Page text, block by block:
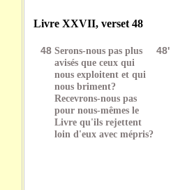
Livre XXVII, verset 48
48 Serons-nous pas plus
avisés que ceux qui
nous exploitent et qui
nous briment?
Recevrons-nous pas
pour nous-mêmes le
Livre qu'ils rejettent
loin d'eux avec mépris?
48'